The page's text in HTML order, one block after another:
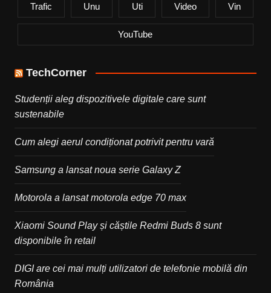
Trafic Unu Uti Video Vin
YouTube
TechCorner
Studenții aleg dispozitivele digitale care sunt
sustenabile
Cum alegi aerul condiționat potrivit pentru vară
Samsung a lansat noua serie Galaxy Z
Motorola a lansat motorola edge 70 max
Xiaomi Sound Play și căștile Redmi Buds 8 sunt
disponibile în retail
DIGI are cei mai mulți utilizatori de telefonie mobilă din
România